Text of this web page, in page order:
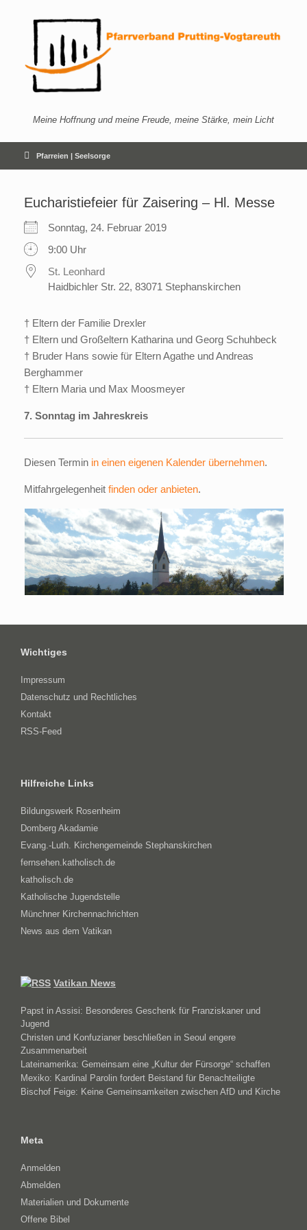
Meine Hoffnung und meine Freude, meine Stärke, mein Licht
Pfarreien | Seelsorge
Eucharistiefeier für Zaisering – Hl. Messe
Sonntag, 24. Februar 2019
9:00 Uhr
St. Leonhard
Haidbichler Str. 22, 83071 Stephanskirchen
† Eltern der Familie Drexler
† Eltern und Großeltern Katharina und Georg Schuhbeck
† Bruder Hans sowie für Eltern Agathe und Andreas
Berghammer
† Eltern Maria und Max Moosmeyer
7. Sonntag im Jahreskreis
Diesen Termin in einen eigenen Kalender übernehmen.
Mitfahrgelegenheit finden oder anbieten.
Wichtiges
Impressum
Datenschutz und Rechtliches
Kontakt
RSS-Feed
Hilfreiche Links
Bildungswerk Rosenheim
Domberg Akadamie
Evang.-Luth. Kirchengemeinde Stephanskirchen
fernsehen.katholisch.de
katholisch.de
Katholische Jugendstelle
Münchner Kirchennachrichten
News aus dem Vatikan
Vatikan News
Papst in Assisi: Besonderes Geschenk für Franziskaner und
Jugend
Christen und Konfuzianer beschließen in Seoul engere
Zusammenarbeit
Lateinamerika: Gemeinsam eine „Kultur der Fürsorge“ schaffen
Mexiko: Kardinal Parolin fordert Beistand für Benachteiligte
Bischof Feige: Keine Gemeinsamkeiten zwischen AfD und Kirche
Meta
Anmelden
Abmelden
Materialien und Dokumente
Offene Bibel